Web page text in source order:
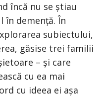
încă nu se știau
în demență. În
subiectului,
găsise trei familii
– și care
cu ea mai
cu ideea ei așa